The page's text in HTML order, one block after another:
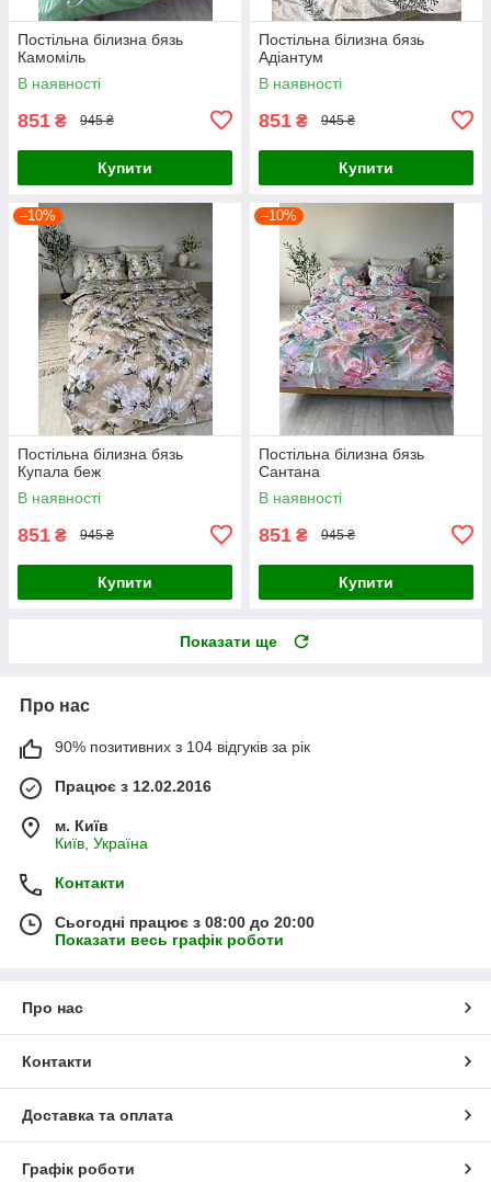
Постільна білизна бязь
Камоміль
В наявності
851 ₴ 945 ₴
Купити
Постільна білизна бязь
Адіантум
В наявності
851 ₴ 945 ₴
Купити
–10%
Постільна білизна бязь
Купала беж
В наявності
851 ₴ 945 ₴
Купити
–10%
Постільна білизна бязь
Сантана
В наявності
851 ₴ 945 ₴
Купити
Показати ще
Про нас
90% позитивних з 104 відгуків за рік
Працює з 12.02.2016
м. Київ
Київ, Україна
Контакти
Сьогодні працює з 08:00 до 20:00
Показати весь графік роботи
Про нас
Контакти
Доставка та оплата
Графік роботи